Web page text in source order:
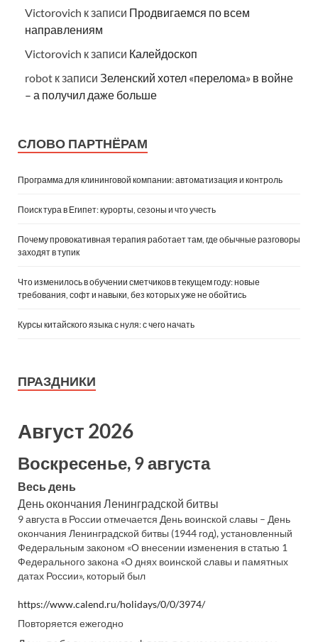
Victorovich к записи Продвигаемся по всем
направлениям
Victorovich к записи Калейдоскоп
robot к записи Зеленский хотел «перелома» в войне
– а получил даже больше
СЛОВО ПАРТНЁРАМ
Программа для клининговой компании: автоматизация и контроль
Поиск тура в Египет: курорты, сезоны и что учесть
Почему провокативная терапия работает там, где обычные разговоры
заходят в тупик
Что изменилось в обучении сметчиков в текущем году: новые
требования, софт и навыки, без которых уже не обойтись
Курсы китайского языка с нуля: с чего начать
ПРАЗДНИКИ
Август 2026
Воскресенье, 9 августа
Весь день
День окончания Ленинградской битвы
9 августа в России отмечается День воинской славы – День
окончания Ленинградской битвы (1944 год), установленный
Федеральным законом «О внесении изменения в статью 1
Федерального закона «О днях воинской славы и памятных
датах России», который был
https://www.calend.ru/holidays/0/0/3974/
Повторяется ежегодно